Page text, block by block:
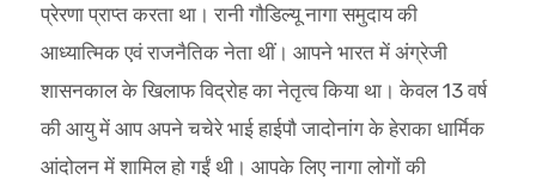
प्रेरणा प्राप्त करता था। रानी गौडिल्यू नागा समुदाय की
आध्यात्मिक एवं राजनैतिक नेता थीं। आपने भारत में अंग्रेजी
शासनकाल के खिलाफ विद्रोह का नेतृत्व किया था। केवल 13 वर्ष
की आयु में आप अपने चचेरे भाई हाईपौ जादोनांग के हेराका धार्मिक
आंदोलन में शामिल हो गईं थी। आपके लिए नागा लोगों की